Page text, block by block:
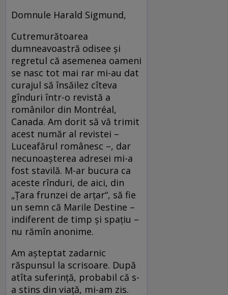
Domnule Harald Sigmund,
Cutremurătoarea
dumneavoastră odisee şi
regretul că asemenea oameni
se nasc tot mai rar mi-au dat
curajul să însăilez cîteva
gînduri într-o revistă a
românilor din Montréal,
Canada. Am dorit să vă trimit
acest număr al revistei –
Luceafărul românesc –, dar
necunoaşterea adresei mi-a
fost stavilă. M-ar bucura ca
aceste rînduri, de aici, din
„Ţara frunzei de arţar“, să fie
un semn că Marile Destine –
indiferent de timp şi spaţiu –
nu rămîn anonime.
Am aşteptat zadarnic
răspunsul la scrisoare. După
atîta suferinţă, probabil că s-
a stins din viaţă, mi-am zis.